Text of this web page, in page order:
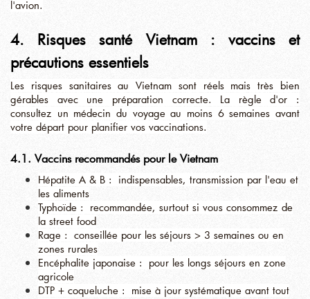
l'avion.
4. Risques santé Vietnam : vaccins et
précautions essentiels
Les risques sanitaires au Vietnam sont réels mais très bien
gérables avec une préparation correcte. La règle d'or :
consultez un médecin du voyage au moins 6 semaines avant
votre départ pour planifier vos vaccinations.
4.1. Vaccins recommandés pour le Vietnam
Hépatite A & B : indispensables, transmission par l'eau et
les aliments
Typhoïde : recommandée, surtout si vous consommez de
la street food
Rage : conseillée pour les séjours > 3 semaines ou en
zones rurales
Encéphalite japonaise : pour les longs séjours en zone
agricole
DTP + coqueluche : mise à jour systématique avant tout